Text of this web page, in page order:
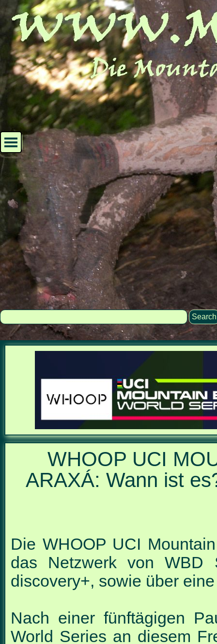
Direkt zum Seiteninhalt
Menü überspringen
Search
WHOOP UCI
ARAXÁ: Wann ist
Die WHOOP UCI
das Netzwerk von WBD
discovery+, sowie über
Nach einer fünftägigen
World Series an diesem